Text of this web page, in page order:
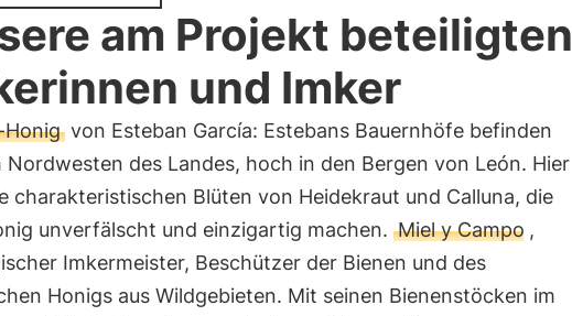
am Projekt beteiligten
und Imker
Honigvon Esteban García: Estebans Bauernhöfe befinden
Nordwesten des Landes, hoch in den Bergen von León. Hier
charakteristischen Blüten von Heidekraut und Calluna, die
unverfälscht und einzigartig machen. Miel y Campo ,
Imkermeister, Beschützer der Bienen und des
Honigs aus Wildgebieten. Mit seinen Bienenstöcken im